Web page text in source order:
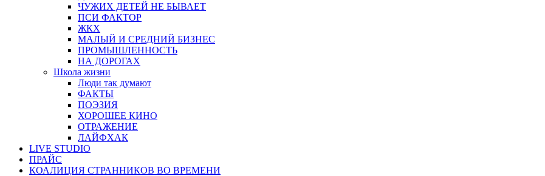
ЧУЖИХ ДЕТЕЙ НЕ БЫВАЕТ
ПСИ ФАКТОР
ЖКХ
МАЛЫЙ И СРЕДНИЙ БИЗНЕС
ПРОМЫШЛЕННОСТЬ
НА ДОРОГАХ
Школа жизни
Люди так думают
ФАКТЫ
ПОЭЗИЯ
ХОРОШЕЕ КИНО
ОТРАЖЕНИЕ
ЛАЙФХАК
LIVE STUDIO
ПРАЙС
КОАЛИЦИЯ СТРАННИКОВ ВО ВРЕМЕНИ